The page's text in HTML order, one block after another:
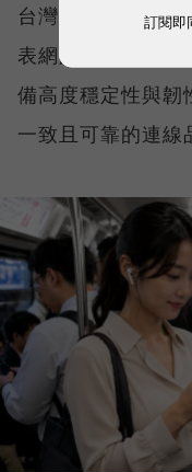
台灣大哥大能同時
表網路速度表現優
備高度穩定性與韌
一致且可靠的連線
訂閱即